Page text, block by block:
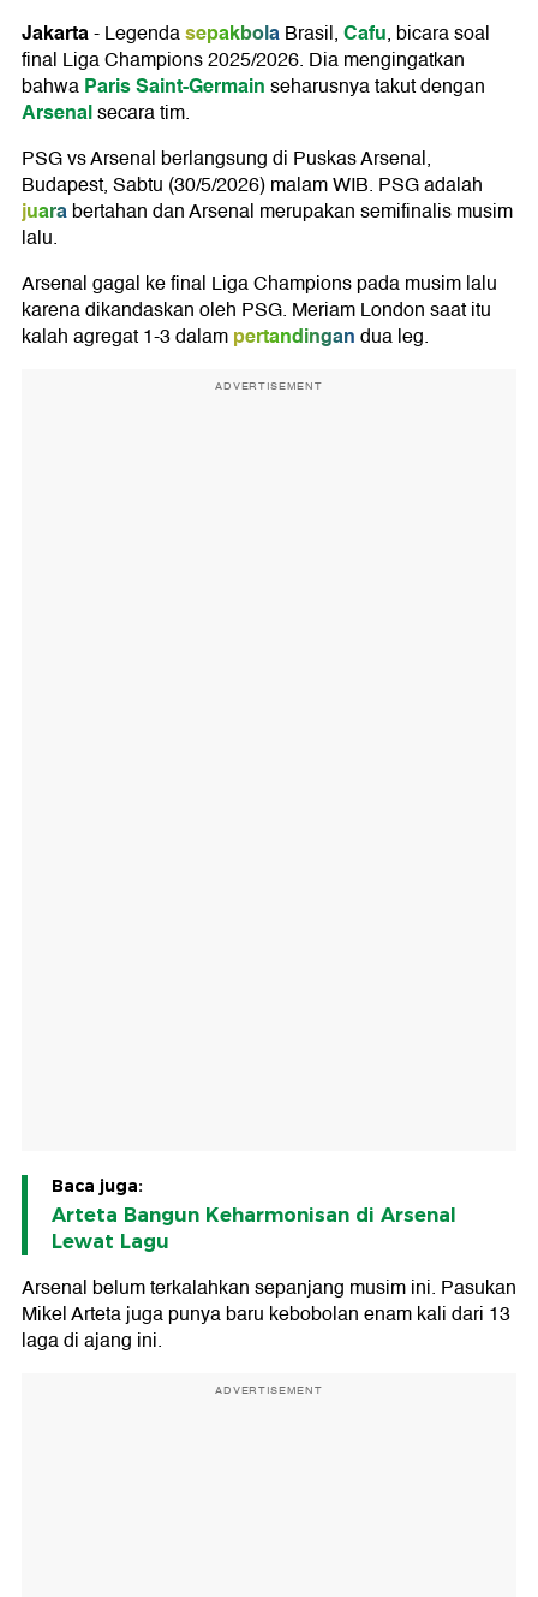
Jakarta-LegendasepakbolaBrasil,Cafu, bicara soal
final Liga Champions 2025/2026. Dia mengingatkan
bahwaParis Saint-Germainseharusnya takut dengan
Arsenalsecara tim.
PSG vs Arsenal berlangsung di Puskas Arsenal,
Budapest, Sabtu (30/5/2026) malam WIB. PSG adalah
juarabertahan dan Arsenal merupakan semifinalis musim
lalu.
Arsenal gagal ke final Liga Champions pada musim lalu
karena dikandaskan oleh PSG. Meriam London saat itu
kalah agregat 1-3 dalampertandingandua leg.
ADVERTISEMENT
Baca juga:
Arteta Bangun Keharmonisan di Arsenal
Lewat Lagu
Arsenal belum terkalahkan sepanjang musim ini. Pasukan
Mikel Arteta juga punya baru kebobolan enam kali dari 13
laga di ajang ini.
ADVERTISEMENT